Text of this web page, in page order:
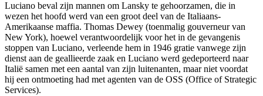
Luciano beval zijn mannen om Lansky te gehoorzamen, die in
wezen het hoofd werd van een groot deel van de Italiaans-
Amerikaanse maffia. Thomas Dewey (toenmalig gouverneur van
New York), hoewel verantwoordelijk voor het in de gevangenis
stoppen van Luciano, verleende hem in 1946 gratie vanwege zijn
dienst aan de geallieerde zaak en Luciano werd gedeporteerd naar
Italië samen met een aantal van zijn luitenanten, maar niet voordat
hij een ontmoeting had met agenten van de OSS (Office of Strategic
Services).